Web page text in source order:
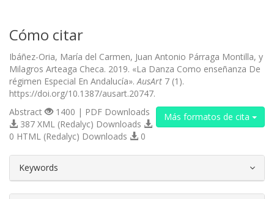
Cómo citar
Ibáñez-Oria, María del Carmen, Juan Antonio Párraga Montilla, y
Milagros Arteaga Checa. 2019. «La Danza Como enseñanza De
régimen Especial En Andalucía». AusArt 7 (1).
https://doi.org/10.1387/ausart.20747.
Más formatos de cita
Abstract
1400 | PDF Downloads
387 XML (Redalyc) Downloads
0 HTML (Redalyc) Downloads
0
Keywords